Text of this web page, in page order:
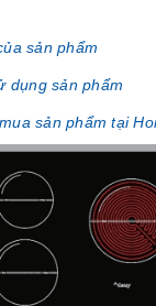
sản phẩm
dụng sản phẩm
sản phẩm tại